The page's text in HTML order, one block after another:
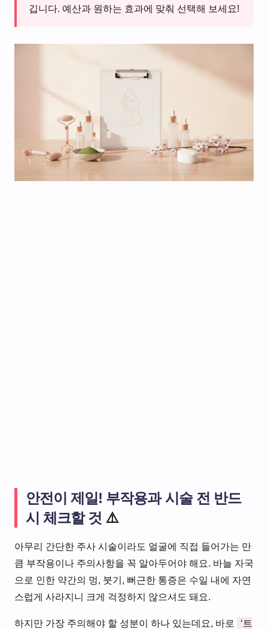
깁니다. 예산과 원하는 효과에 맞춰 선택해 보세요!
안전이 제일! 부작용과 시술 전 반드
시 체크할 것 ⚠️
아무리 간단한 주사 시술이라도 얼굴에 직접 들어가는 만
큼 부작용이나 주의사항을 꼭 알아두어야 해요. 바늘 자국
으로 인한 약간의 멍, 붓기, 뻐근한 통증은 수일 내에 자연
스럽게 사라지니 크게 걱정하지 않으셔도 돼요.
하지만 가장 주의해야 할 성분이 하나 있는데요, 바로
‘트